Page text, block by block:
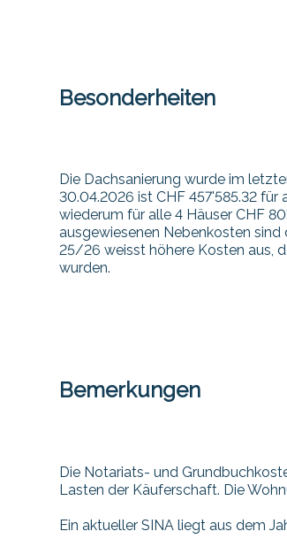
Besonderheiten
Die Dachsanierung wurde im
30.04.2026 ist CHF 457'585.32
wiederum für alle 4 Häuser CHF
ausgewiesenen Nebenkosten
25/26 weisst höhere Kosten aus,
wurden.
Bemerkungen
Die Notariats- und
Lasten der Käuferschaft. Die
Ein aktueller SINA liegt aus dem